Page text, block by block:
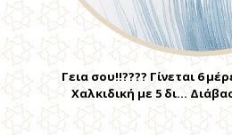
Γεια σου!!???? Γίνεται 6
Χαλκιδική με 5 δι…